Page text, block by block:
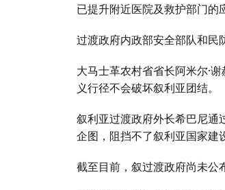
已提升附近医院及救护部门的
过渡政府内政部安全部队和民
大马士革农村省省长阿米尔·
义行径不会破坏叙利亚团结。
叙利亚过渡政府外长希巴尼通
企图，阻挡不了叙利亚国家建
截至目前，叙过渡政府尚未公